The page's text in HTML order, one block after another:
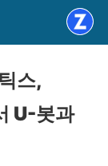
스,
U-봇과